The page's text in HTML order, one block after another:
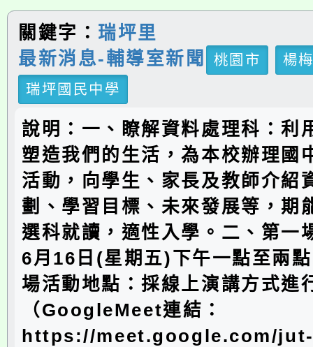
關鍵字： 瑞坪里
最新消息-輔導室新聞
桃園市
楊
瑞坪國民中學
說明：一、瞭解資料處理科：利
塑造我們的生活，為本校辦理國
活動，向學生、家長及教師介紹
劃、學習目標、未來發展等，期
選科就讀，適性入學。二、第一
6月16日(星期五)下午一點至兩
場活動地點：採線上演講方式進
（GoogleMeet連結：
https://meet.google.com/